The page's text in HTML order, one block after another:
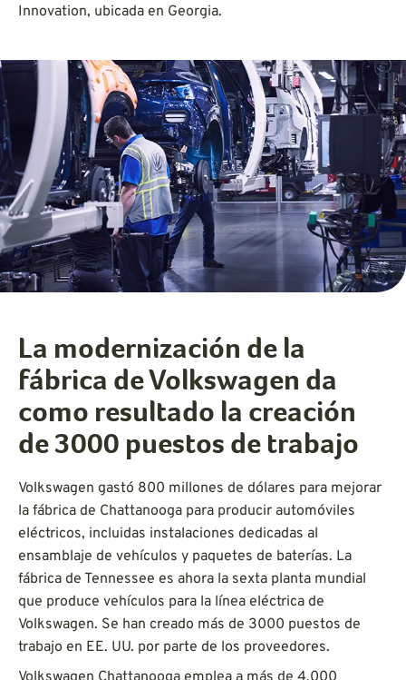
Innovation, ubicada en Georgia.
La modernización de la
fábrica de Volkswagen da
como resultado la creación
de 3000 puestos de trabajo
Volkswagen gastó 800 millones de dólares para mejorar
la fábrica de Chattanooga para producir automóviles
eléctricos, incluidas instalaciones dedicadas al
ensamblaje de vehículos y paquetes de baterías. La
fábrica de Tennessee es ahora la sexta planta mundial
que produce vehículos para la línea eléctrica de
Volkswagen. Se han creado más de 3000 puestos de
trabajo en EE. UU. por parte de los proveedores.